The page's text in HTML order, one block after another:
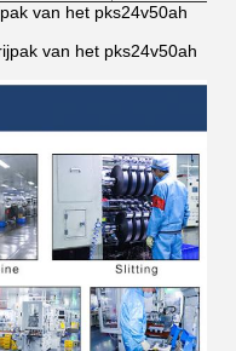
van het pks24v50ah
van het pks24v50ah